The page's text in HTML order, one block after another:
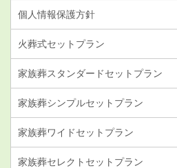
個人情報保護方針
火葬式セットプラン
家族葬スタンダードセットプラン
家族葬シンプルセットプラン
家族葬ワイドセットプラン
家族葬セレクトセットプラン